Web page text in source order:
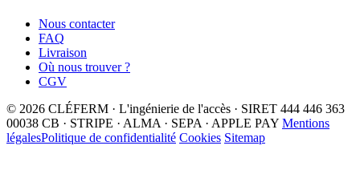
Nous contacter
FAQ
Livraison
Où nous trouver ?
CGV
© 2026 CLÉFERM · L'ingénierie de l'accès · SIRET 444 446 363
00038 CB · STRIPE · ALMA · SEPA · APPLE PAY Mentions
légalesPolitique de confidentialité Cookies Sitemap